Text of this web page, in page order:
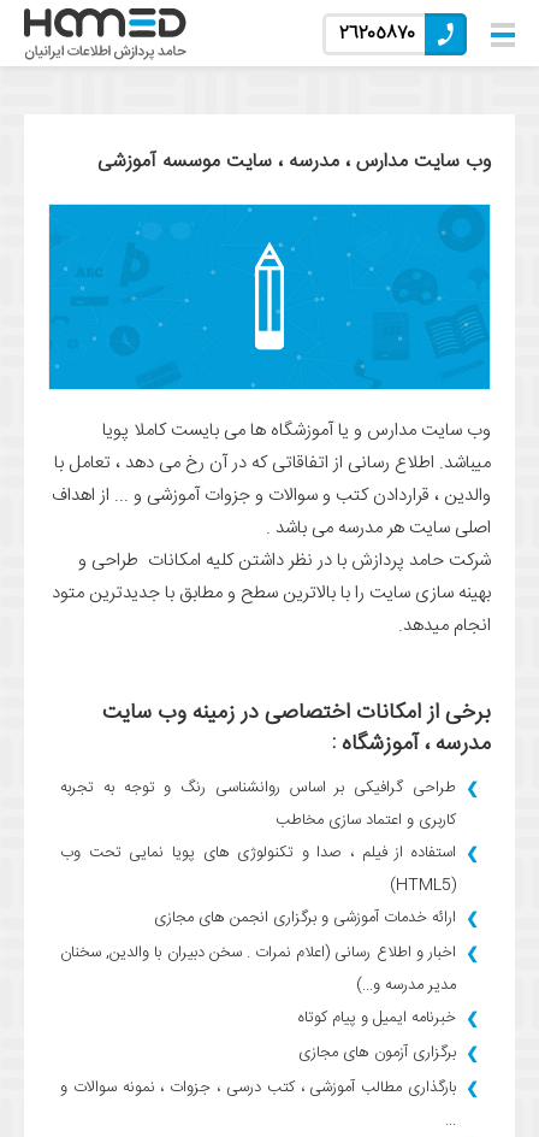
٢٦٢٠٥٨٧٠
وب سایت مدارس ، مدرسه ، سایت موسسه آموزشی
وب سایت مدارس و یا آموزشگاه ها می بایست کاملا پویا
میباشد. اطلاع رسانی از اتفاقاتی که در آن رخ می دهد ، تعامل با
والدین ، قراردادن کتب و سوالات و جزوات آموزشی و ... از اهداف
اصلی سایت هر مدرسه می باشد .
شرکت حامد پردازش با در نظر داشتن کلیه امکانات طراحی و
بهینه سازی سایت را با بالاترین سطح و مطابق با جدیدترین متود
انجام میدهد.
برخی از امکانات اختصاصی در زمینه وب سایت
مدرسه ، آموزشگاه :
طراحی گرافیکی بر اساس روانشناسی رنگ و توجه به تجربه
کاربری و اعتماد سازی مخاطب
استفاده از فیلم ، صدا و تکنولوژی های پویا نمایی تحت وب
(HTML5)
ارائه خدمات آموزشی و برگزاری انجمن های مجازی
اخبار و اطلاع رسانی (اعلام نمرات . سخن دبیران با والدین, سخنان
مدیر مدرسه و...)
خبرنامه ایمیل و پیام کوتاه
برگزاری آزمون های مجازی
بارگذاری مطالب آموزشی ، کتب درسی ، جزوات ، نمونه سوالات و
...